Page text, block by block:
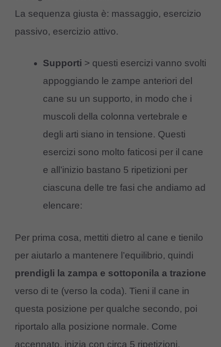
La sequenza giusta è: massaggio, esercizio
passivo, esercizio attivo.
Supporti > questi esercizi vanno svolti
appoggiando le zampe anteriori del
cane su un supporto, in modo che i
muscoli della colonna vertebrale e
degli arti siano in tensione. Questi
esercizi sono molto faticosi per il cane
e all’inizio bastano 5 ripetizioni per
ciascuna delle tre fasi che andiamo ad
elencare:
Per prima cosa, mettiti dietro al cane e tienilo
per aiutarlo a mantenere l’equilibrio, quindi
prendigli la zampa e sottoponila a trazione
verso di te (verso la coda). Tieni il cane in
questa posizione per qualche secondo, poi
riportalo alla posizione normale. Come
accennato, inizia con circa 5 ripetizioni.